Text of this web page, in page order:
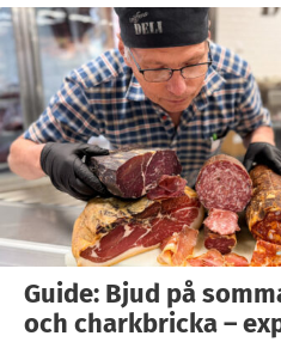
Guide: Bjud på
och charkbricka –